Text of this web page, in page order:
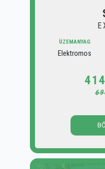
ÜZEMANYAG
Elektromos